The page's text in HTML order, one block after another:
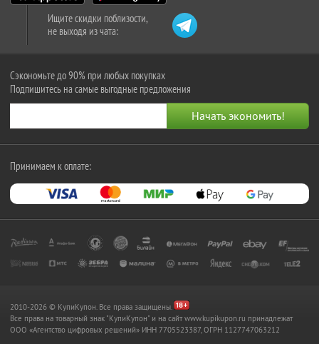
Ищите скидки поблизости,
не выходя из чата:
Сэкономьте до 90% при любых покупках
Подпишитесь на самые выгодные предложения
Принимаем к оплате:
2010-2026 © КупиКупон. Все права защищены.
Все права на товарный знак "КупиКупон" и на сайт www.kupikupon.ru принадлежат
OOO «Агентство цифровых решений» ИНН 7705523387, ОГРН 1127747063212